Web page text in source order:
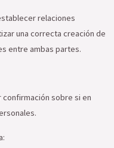
relaciones
una correcta creación de
entre ambas partes.
sobre si en